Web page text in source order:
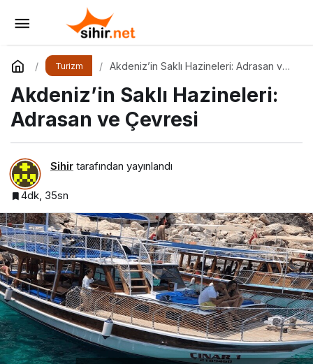
Turizm
Akdeniz’in Saklı Hazineleri: Adrasan ve
Akdeniz’in Saklı Hazineleri:
Adrasan ve Çevresi
Sihir tarafından yayınlandı
4dk, 35sn
Beyazperdenin Gözünden İstanbul
Yorum Yap